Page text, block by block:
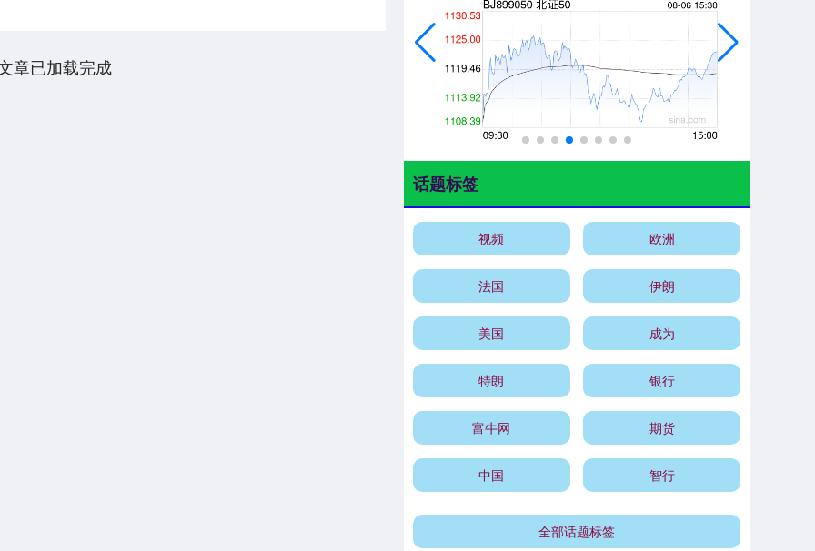
章已加载完成
话题标签
视频 欧洲
法国 伊朗
美国 成为
特朗 银行
富牛网 期货
中国 智行
全部话题标签